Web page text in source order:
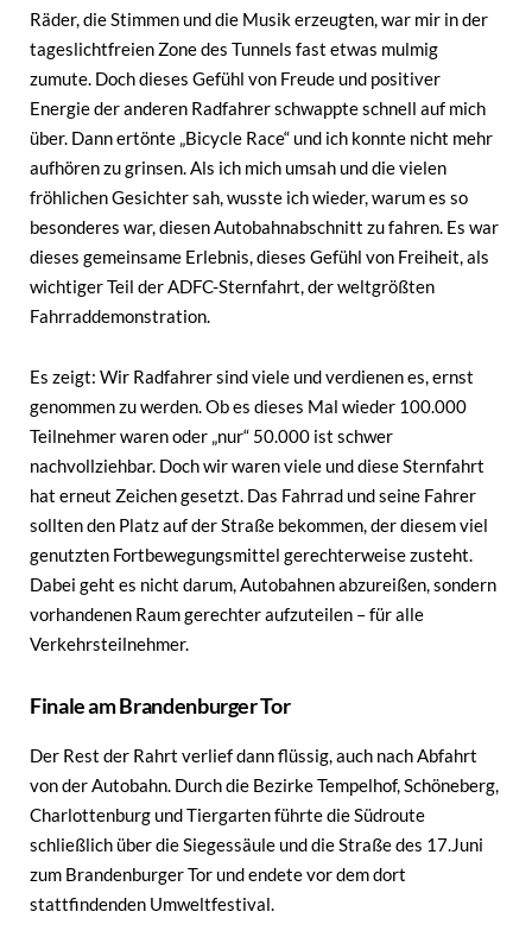
Räder, die Stimmen und die Musik erzeugten, war mir in der
tageslichtfreien Zone des Tunnels fast etwas mulmig
zumute. Doch dieses Gefühl von Freude und positiver
Energie der anderen Radfahrer schwappte schnell auf mich
über. Dann ertönte „Bicycle Race“ und ich konnte nicht mehr
aufhören zu grinsen. Als ich mich umsah und die vielen
fröhlichen Gesichter sah, wusste ich wieder, warum es so
besonderes war, diesen Autobahnabschnitt zu fahren. Es war
dieses gemeinsame Erlebnis, dieses Gefühl von Freiheit, als
wichtiger Teil der ADFC-Sternfahrt, der weltgrößten
Fahrraddemonstration.
Es zeigt: Wir Radfahrer sind viele und verdienen es, ernst
genommen zu werden. Ob es dieses Mal wieder 100.000
Teilnehmer waren oder „nur“ 50.000 ist schwer
nachvollziehbar. Doch wir waren viele und diese Sternfahrt
hat erneut Zeichen gesetzt. Das Fahrrad und seine Fahrer
sollten den Platz auf der Straße bekommen, der diesem viel
genutzten Fortbewegungsmittel gerechterweise zusteht.
Dabei geht es nicht darum, Autobahnen abzureißen, sondern
vorhandenen Raum gerechter aufzuteilen – für alle
Verkehrsteilnehmer.
Finale am Brandenburger Tor
Der Rest der Rahrt verlief dann flüssig, auch nach Abfahrt
von der Autobahn. Durch die Bezirke Tempelhof, Schöneberg,
Charlottenburg und Tiergarten führte die Südroute
schließlich über die Siegessäule und die Straße des 17.Juni
zum Brandenburger Tor und endete vor dem dort
stattfindenden Umweltfestival.